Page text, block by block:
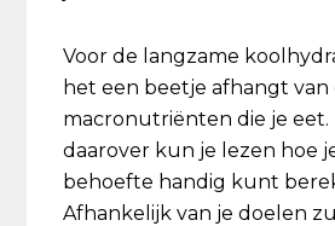
Voor de langzame
het een beetje afhangt van
macronutriënten die je eet.
daarover kun je lezen hoe
behoefte handig kunt
Afhankelijk van je doelen